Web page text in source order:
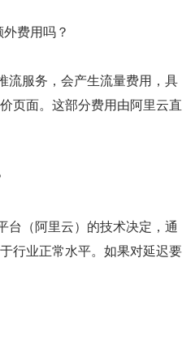
费用吗？
流服务，会产生流量费用，具
页面。这部分费用由阿里云直
台（阿里云）的技术决定，通
行业正常水平。如果对延迟要